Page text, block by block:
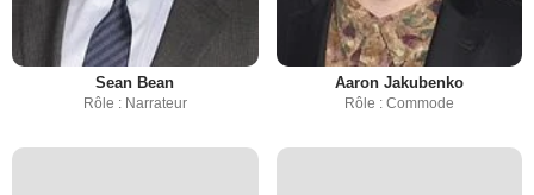
Sean Bean
Rôle : Narrateur
Aaron Jakubenko
Rôle : Commode